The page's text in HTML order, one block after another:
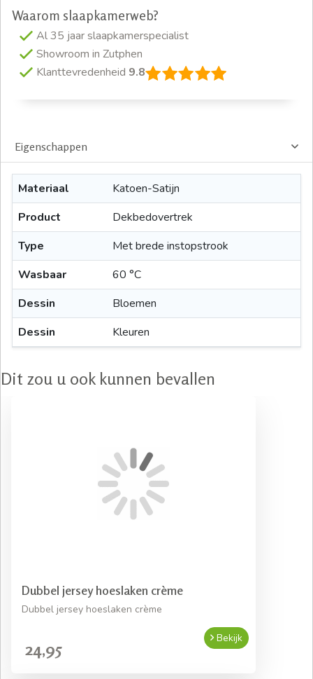
Waarom slaapkamerweb?
Al 35 jaar slaapkamerspecialist
Showroom in Zutphen
Klanttevredenheid 9.8
Eigenschappen
Materiaal
Katoen-Satijn
Product
Dekbedovertrek
Type
Met brede instopstrook
Wasbaar
60 °C
Dessin
Bloemen
Dessin
Kleuren
Dit zou u ook kunnen bevallen
Dubbel jersey hoeslaken crème
Dubbel jersey hoeslaken crème
24,95
Bekijk